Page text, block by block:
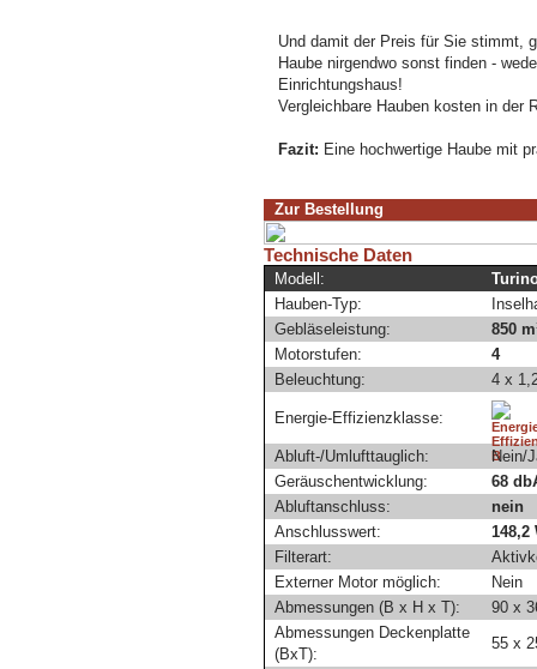
Und damit der Preis für Sie stimmt,
Haube nirgendwo sonst finden -
Einrichtungshaus!
Vergleichbare Hauben kosten in der
Fazit: Eine hochwertige Haube mit
Zur Bestellung
Technische Daten
Modell:
Hauben-Typ:
Gebläseleistung:
850
Motorstufen:
4
Beleuchtung:
4 x
Energie-Effizienzklasse:
Abluft-/Umlufttauglich:
Nein/
Geräuschentwicklung:
68
Abluftanschluss:
nein
Anschlusswert:
148,2
Filterart:
Externer Motor möglich:
Nein
Abmessungen (B x H x T):
90 x
Abmessungen Deckenplatte
(BxT):
55 x